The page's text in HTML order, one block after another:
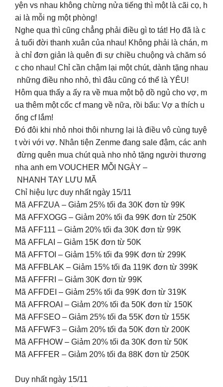
yện vs nhau không chừng nửa tiếng thì một là cãi cọ, h
ai là mỗi ng một phòng!
Nghe qua thì cũng chẳng phải điều gì to tát! Họ đã là c
ả tuổi đời thanh xuân của nhau! Không phải là chán, m
à chỉ đơn giản là quên đi sự chiều chuộng và chăm só
c cho nhau! Chỉ cần chậm lại một chút, dành tặng nhau
những điều nho nhỏ, thì đâu cũng có thể là YÊU! ️
Hôm qua thấy a ấy ra về mua một bộ dồ ngủ cho vợ, m
ua thêm một cốc cf mang về nữa, rồi bẩu: Vợ a thích u
ống cf lắm!
Đó đôi khi nhỏ nhoi thôi nhưng lại là điều vô cùng tuyệ
t vời với vợ. Nhân tiện Zenme đang sale đậm, các anh
đừng quên mua chút quà nho nhỏ tặng người thương
nha anh em VOUCHER MỖI NGÀY –
NHANH TAY LƯU MÃ
Chỉ hiệu lực duy nhất ngày 15/11
Mã AFFZUA – Giảm 25% tối đa 30K đơn từ 99K
Mã AFFXOGG – Giảm 20% tối đa 99K đơn từ 250K
Mã AFF111 – Giảm 20% tối đa 30K đơn từ 99K
Mã AFFLAI – Giảm 15K đơn từ 50K
Mã AFFTOI – Giảm 15% tối đa 99K đơn từ 299K
Mã AFFBLAK – Giảm 15% tối đa 119K đơn từ 399K
Mã AFFFRI – Giảm 30K đơn từ 99K
Mã AFFDEI – Giảm 25% tối đa 99K đơn từ 319K
Mã AFFROAI – Giảm 20% tối đa 50K đơn từ 150K
Mã AFFSEO – Giảm 25% tối đa 55K đơn từ 155K
Mã AFFWF3 – Giảm 20% tối đa 50K đơn từ 200K
Mã AFFHOW – Giảm 20% tối đa 30K đơn từ 50K
Mã AFFFER – Giảm 20% tối đa 88K đơn từ 250K
Duy nhất ngày 15/11